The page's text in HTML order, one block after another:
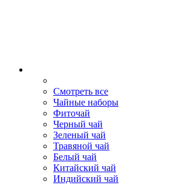
Смотреть все
Чайные наборы
Фиточай
Черный чай
Зеленый чай
Травяной чай
Белый чай
Китайский чай
Индийский чай